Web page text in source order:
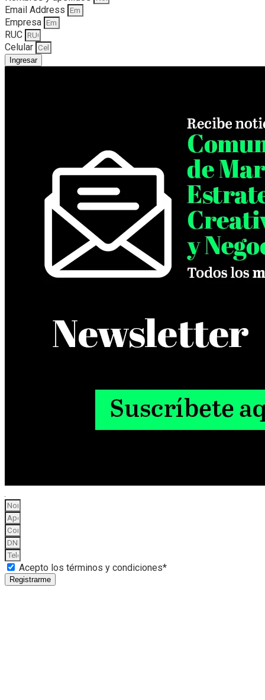
Email Address
Empresa
RUC
Celular
Ingresar
Acepto los términos y condiciones*
Registrarme